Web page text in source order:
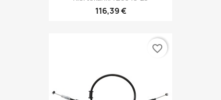
116,39 €
favorite_border